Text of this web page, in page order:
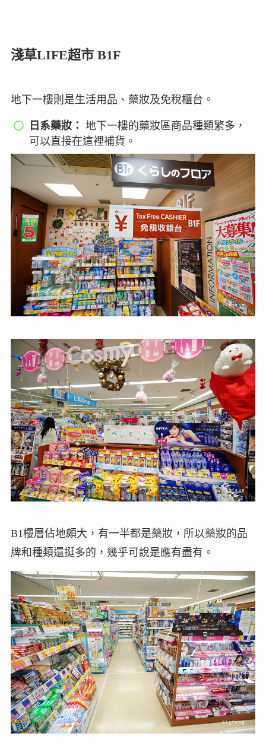
淺草LIFE超市 B1F
地下一樓則是生活用品、藥妝及免稅櫃台。
日系藥妝： 地下一樓的藥妝區商品種類繁多，
可以直接在這裡補貨。
B1樓層佔地頗大，有一半都是藥妝，所以藥妝的品
牌和種類還挺多的，幾乎可說是應有盡有。